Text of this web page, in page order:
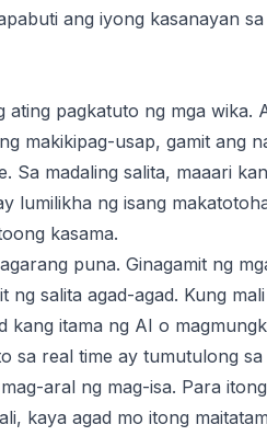
ang iyong kasanayan
pagkatuto ng mga wika.
makikipag-usap, gamit ang
Sa madaling salita, maaari
lumilikha ng isang
kasama.
puna. Ginagamit ng
salita agad-agad. Kung
kang itama ng AI o
sa real time ay tumutulong
aral ng mag-isa. Para
kaya agad mo itong